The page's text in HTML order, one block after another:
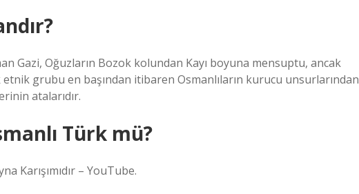
Gazi, Oğuzların Bozok kolundan Kayı boyuna mensuptu, ancak
grubu en başından itibaren Osmanlıların kurucu unsurlarından
atalarıdır.
Türk mü?
Karışımıdır – YouTube.